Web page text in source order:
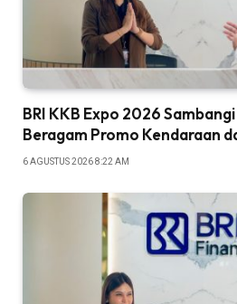
BRI KKB Expo 2026
Beragam Promo Kendaraan
6 AGUSTUS 2026 8:22 AM